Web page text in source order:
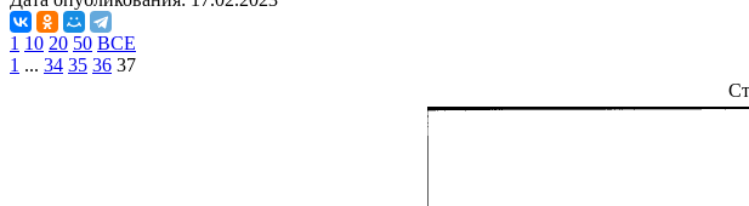
1 10 20 50 ВСЕ
1 ... 34 35 36 37